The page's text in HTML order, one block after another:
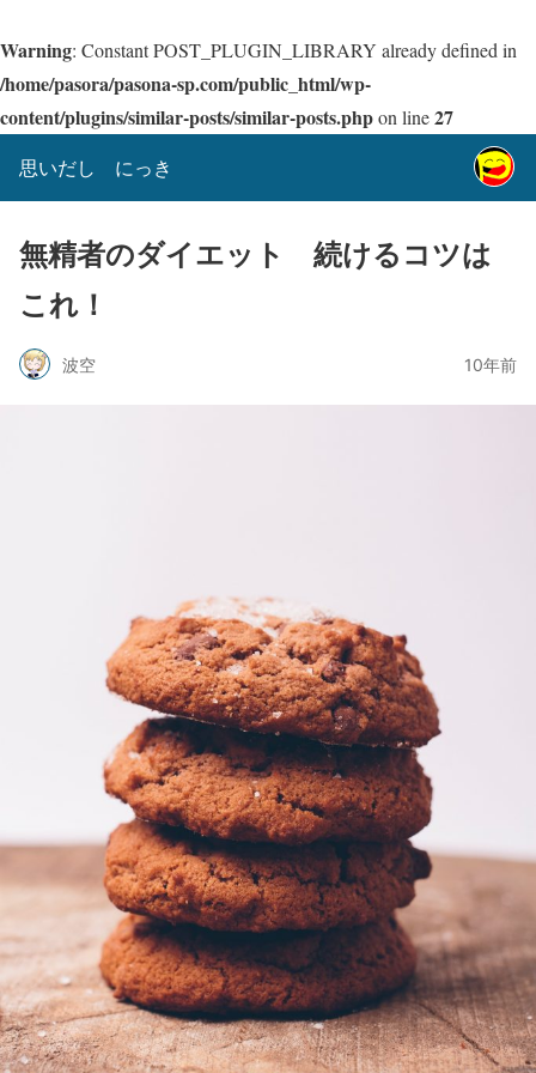
Warning: Constant POST_PLUGIN_LIBRARY already defined in
/home/pasora/pasona-sp.com/public_html/wp-
content/plugins/similar-posts/similar-posts.phpon line27
思いだし にっき
無精者のダイエット 続けるコツは
これ！
波空 10年前